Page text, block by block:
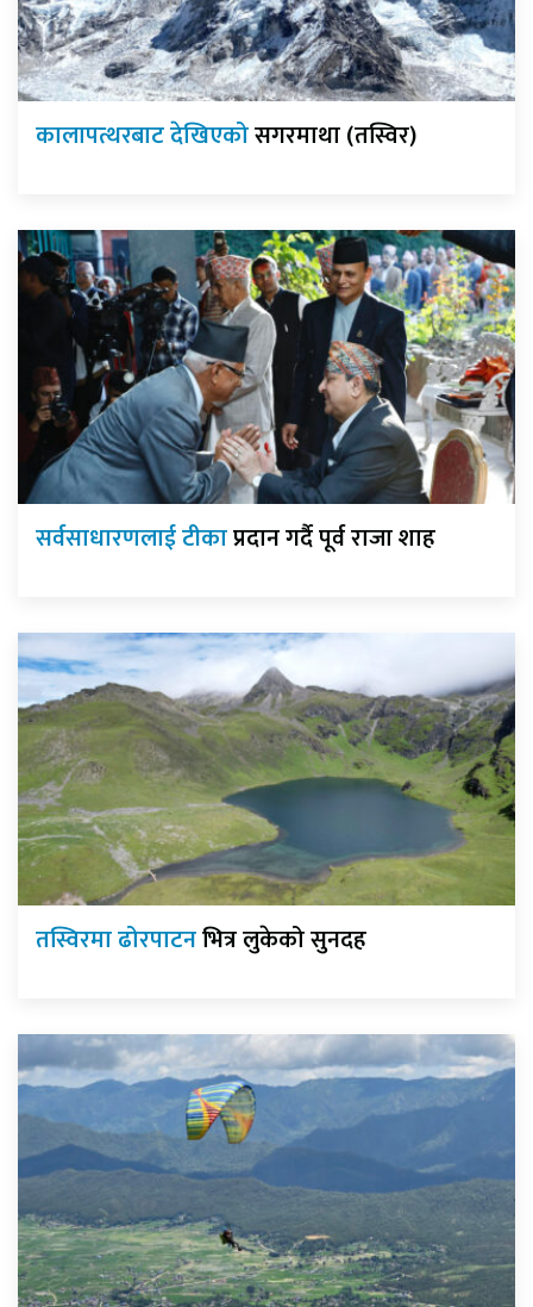
कालापत्थरबाट देखिएकोसगरमाथा (तस्विर)
सर्वसाधारणलाई टीकाप्रदान गर्दै पूर्व राजा शाह
तस्विरमा ढोरपाटनभित्र लुकेको सुनदह